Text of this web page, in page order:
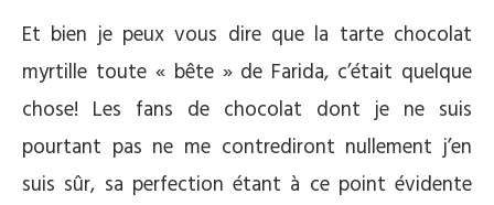
Et bien je peux vous dire que la tarte chocolat
myrtille toute « bête » de Farida, c’était quelque
chose! Les fans de chocolat dont je ne suis
pourtant pas ne me contrediront nullement j’en
suis sûr, sa perfection étant à ce point évidente